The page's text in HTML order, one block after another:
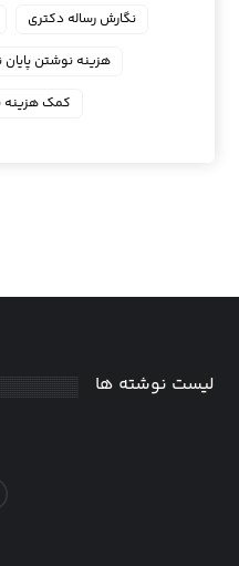
نگارش رساله دکتری
هزینه نوشتن پایان
کمک هزینه
لیست نوشته ها